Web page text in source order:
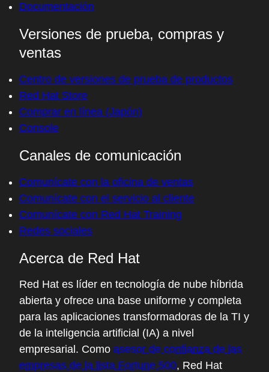
Documentación
Versiones de prueba, compras y
ventas
Centro de versiones de prueba de productos
Red Hat Store
Comprar en línea (Japón)
Console
Canales de comunicación
Comunícate con la oficina de ventas
Comunícate con el servicio al cliente
Comunícate con Red Hat Training
Redes sociales
Acerca de Red Hat
Red Hat es líder en tecnología de nube híbrida
abierta y ofrece una base uniforme y completa
para las aplicaciones transformadoras de la TI y
de la inteligencia artificial (IA) a nivel
empresarial. Como asesor de confianza de las
empresas de la lista Fortune 500, Red Hat